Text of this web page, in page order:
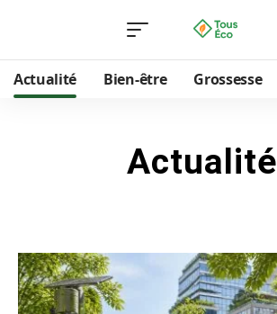
Actualité Bien-être Grossesse
Actualité